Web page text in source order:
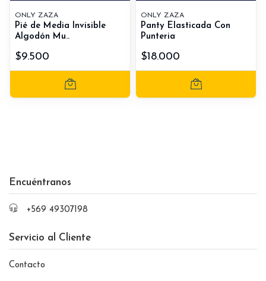
ONLY ZAZA
Pié de Media Invisible
Algodón Mu..
$9.500
ONLY ZAZA
Panty Elasticada Con
Punteria
$18.000
Encuéntranos
+569 49307198
Servicio al Cliente
Contacto